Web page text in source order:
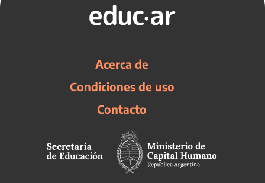
Acerca de
Condiciones de uso
Contacto